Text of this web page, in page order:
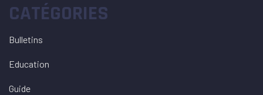
CATÉGORIES
Bulletins
Education
Guide